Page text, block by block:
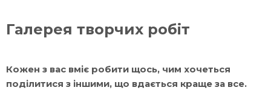
Українська ‎(uk)‎
Галерея творчих робіт
Кожен з вас вміє робити щось, чим хочеться
поділитися з іншими, що вдається краще за все.